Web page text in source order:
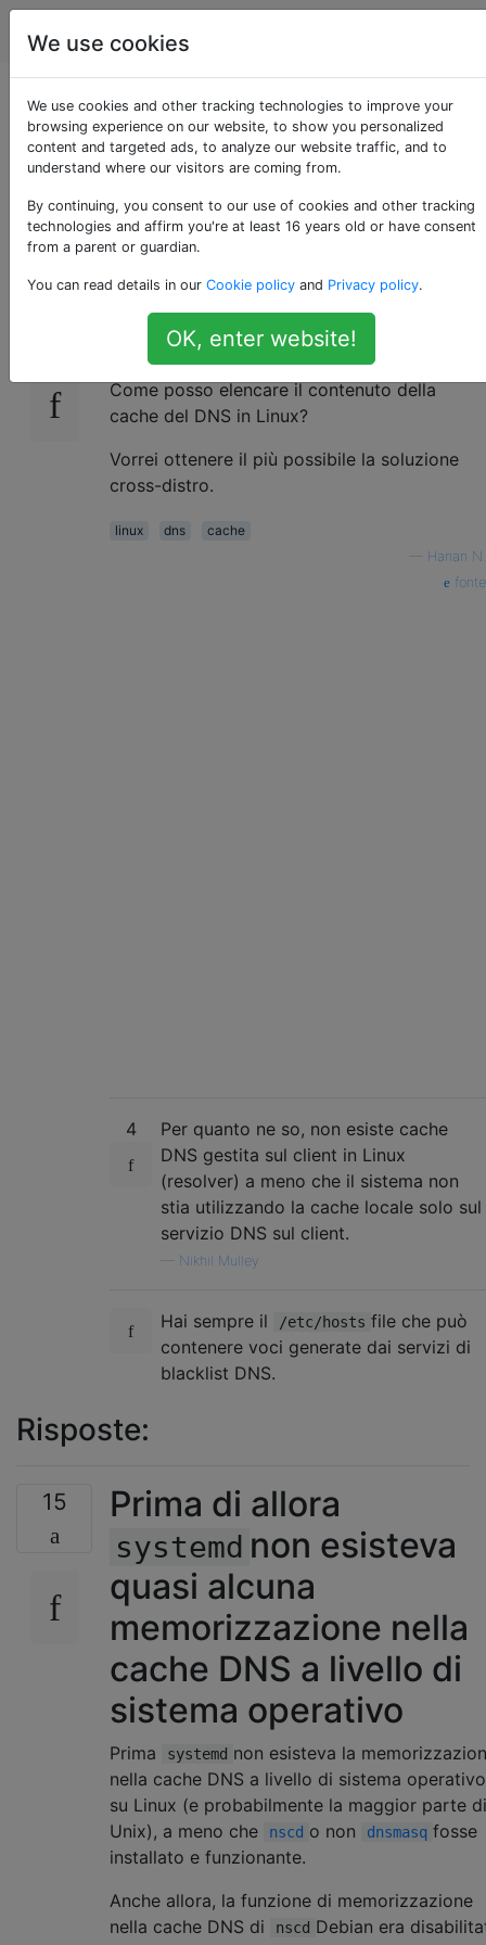
Unix & Linux
Come leggere i
contenuti della cache
DNS locale?
31 So che su Windows posso emettere ipconfig
/displaydns
e vedo il contenuto della cache
del DNS locale.
Come posso elencare il contenuto della
cache del DNS in Linux?
Vorrei ottenere il più possibile la soluzione
cross-distro.
linux dns
cache
Hanan N.
fonte
4
Per quanto ne so, non esiste cache
DNS gestita sul client in Linux
(resolver) a meno che il sistema non
stia utilizzando la cache locale solo sul
servizio DNS sul client.
Nikhil Mulley
Hai sempre il /etc/hosts file che può
contenere voci generate dai servizi di
blacklist DNS.
Risposte:
15 Prima di allora
systemd non esisteva
quasi alcuna
memorizzazione nella
cache DNS a livello di
sistema operativo
Prima systemd non esisteva la
nella cache DNS a livello di sistema operativo
su Linux (e probabilmente la maggior parte di
Unix), a meno che
nscd o non dnsmasq fosse
installato e funzionante.
Anche allora, la funzione di memorizzazione
nella cache DNS di
nscd Debian era
We use cookies
We use cookies and other tracking technologies to improve your
browsing experience on our website, to show you personalized
content and targeted ads, to analyze our website traffic, and to
understand where our visitors are coming from.
By continuing, you consent to our use of cookies and other tracking
technologies and affirm you're at least 16 years old or have consent
from a parent or guardian.
You can read details in our Cookie policy and Privacy policy.
OK, enter website!